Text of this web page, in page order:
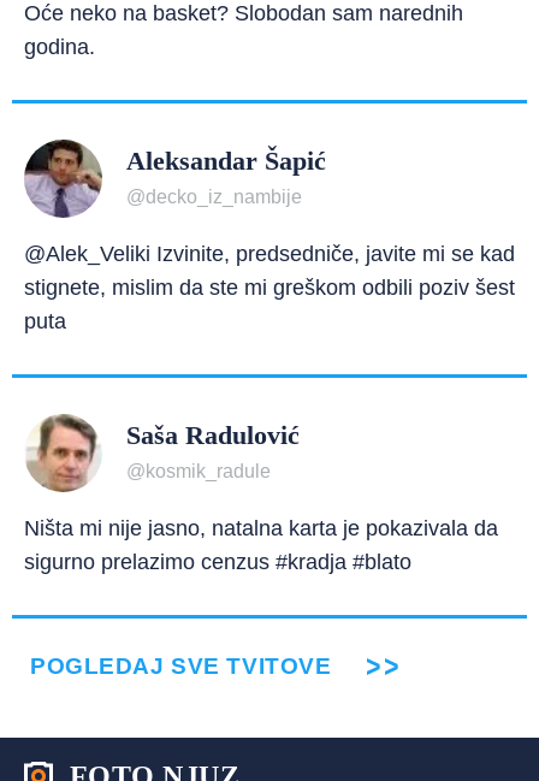
Oće neko na basket? Slobodan sam narednih
godina.
Aleksandar Šapić
@decko_iz_nambije
@Alek_Veliki Izvinite, predsedniče, javite mi se kad
stignete, mislim da ste mi greškom odbili poziv šest
puta
Saša Radulović
@kosmik_radule
Ništa mi nije jasno, natalna karta je pokazivala da
sigurno prelazimo cenzus #kradja #blato
POGLEDAJ SVE TVITOVE